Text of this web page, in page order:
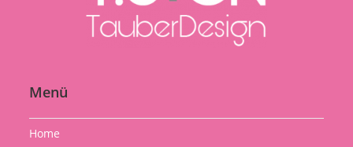
tab
tab
Menü
Home